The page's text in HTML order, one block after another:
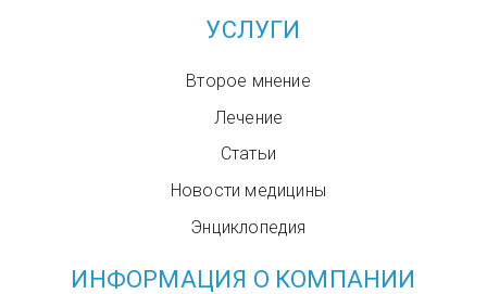
УСЛУГИ
Второе мнение
Лечение
Статьи
Новости медицины
Энциклопедия
ИНФОРМАЦИЯ О КОМПАНИИ